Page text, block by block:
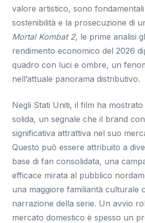
valore artistico, sono
sostenibilità e la prosecuzione di
Mortal Kombat 2, le prime analisi
rendimento economico del 2026
quadro con luci e ombre, un
nell’attuale panorama distributivo.
Negli Stati Uniti, il film ha
solida, un segnale che il brand
significativa attrattiva nel suo
Questo può essere attribuito a
base di fan consolidata, una
efficace mirata al pubblico
una maggiore familiarità culturale
narrazione della serie. Un avvio
mercato domestico è spesso un